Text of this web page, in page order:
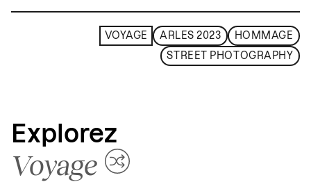
VOYAGE ARLES 2023 HOMMAGE
STREET PHOTOGRAPHY
Explorez
Voyage